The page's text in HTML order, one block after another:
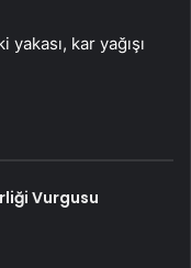
kar yağışı
Vurgusu